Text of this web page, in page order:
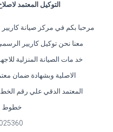
التوكيل المعتمد
مرحبا بكم في مركز صيانة
معنا نحن توكيل كاريير
خد مات الصيانة المنزلية
الاصلية وبشهادة ضمان
المعتمد الدقي علي رقم
خطوط